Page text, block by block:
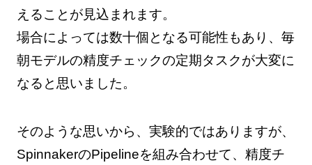
えることが見込まれます。
場合によっては数十個となる可能性もあり、毎
朝モデルの精度チェックの定期タスクが大変に
なると思いました。
そのような思いから、実験的ではありますが、
SpinnakerのPipelineを組み合わせて、精度チ